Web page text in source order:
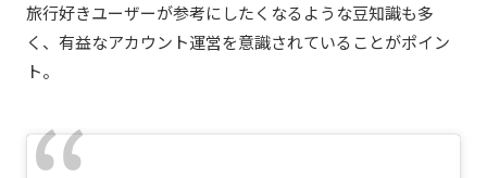
旅行好きユーザーが参考にしたくなるような豆知識も多
く、有益なアカウント運営を意識されていることがポイン
ト。